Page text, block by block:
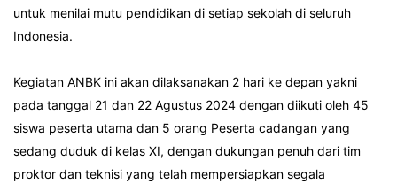
untuk menilai mutu pendidikan di setiap sekolah di seluruh
Indonesia.
Kegiatan ANBK ini akan dilaksanakan 2 hari ke depan yakni
pada tanggal 21 dan 22 Agustus 2024 dengan diikuti oleh 45
siswa peserta utama dan 5 orang Peserta cadangan yang
sedang duduk di kelas XI, dengan dukungan penuh dari tim
proktor dan teknisi yang telah mempersiapkan segala